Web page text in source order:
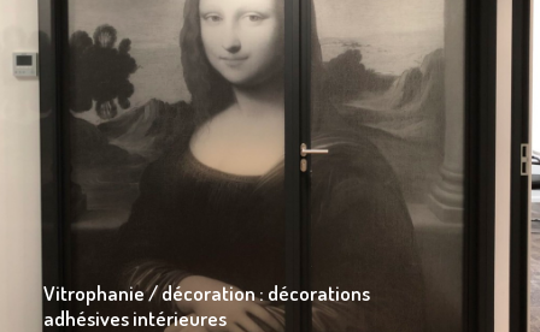
Vitrophanie / décoration : décorations
adhésives intérieures